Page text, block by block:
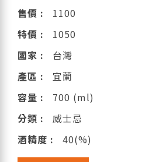
售價 :
1100
特價 :
1050
國家 :
台灣
產區 :
宜蘭
容量 :
700 (ml)
分類 :
威士忌
酒精度 :
40(%)